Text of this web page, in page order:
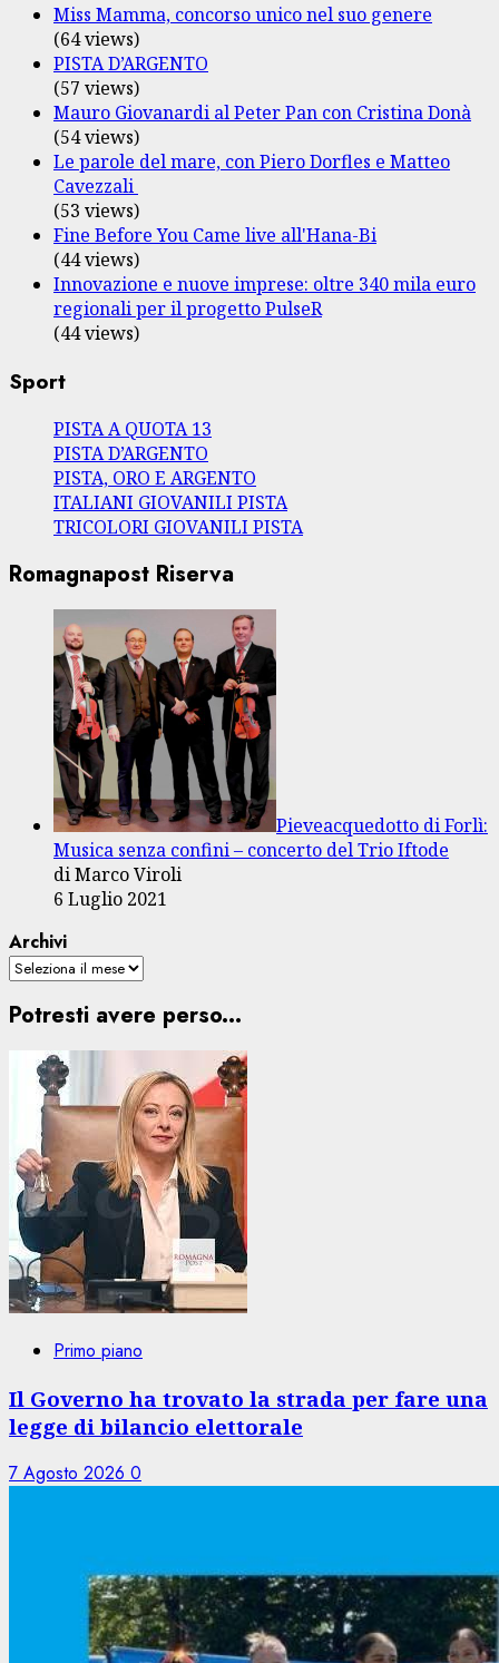
Miss Mamma, concorso unico nel suo genere
(64 views)
PISTA D’ARGENTO
(57 views)
Mauro Giovanardi al Peter Pan con Cristina Donà
(54 views)
Le parole del mare, con Piero Dorfles e Matteo
Cavezzali
(53 views)
Fine Before You Came live all'Hana-Bi
(44 views)
Innovazione e nuove imprese: oltre 340 mila euro
regionali per il progetto PulseR
(44 views)
Sport
PISTA A QUOTA 13
PISTA D’ARGENTO
PISTA, ORO E ARGENTO
ITALIANI GIOVANILI PISTA
TRICOLORI GIOVANILI PISTA
Romagnapost Riserva
Pieveacquedotto di Forlì:
Musica senza confini – concerto del Trio Iftode
di Marco Viroli
6 Luglio 2021
Archivi
Potresti avere perso...
Primo piano
Il Governo ha trovato la strada per fare una
legge di bilancio elettorale
7 Agosto 2026 0